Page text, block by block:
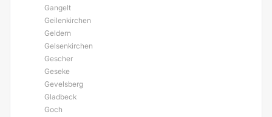
Gangelt
Geilenkirchen
Geldern
Gelsenkirchen
Gescher
Geseke
Gevelsberg
Gladbeck
Goch